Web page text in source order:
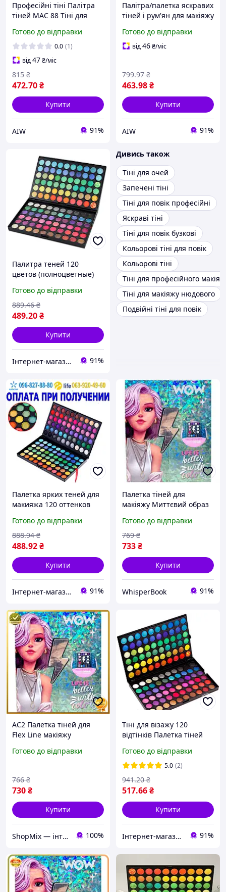
Професійні тіні Палітра
тіней MAC 88 Тіні для
відтінків 2 різновиди
Яскраві та бежеві відтінки
Готово до відправки
0.0 (1)
від47₴/міс
472.70₴
815 ₴
Купити
AIW 91%
Палітра/палетка яскравих
тіней і рум'ян для макіяжу
кольорів
Готово до відправки
від46₴/міс
463.98₴
799.97 ₴
Купити
AIW 91%
Палитра теней 120
цветов (полноцветные)
Скидка All 7
Готово до відправки
489.20₴
889.46 ₴
Купити
Інтернет-магазин Allegoriya 91%
Дивись також
Тіні для очей
Запечені тіні
Тіні для повік професійні
Яскраві тіні
Тіні для повік бузкові
Кольорові тіні для повік
Кольорові тіні
Тіні для професійного
Тіні для макіяжу нюдового
Подвійні тіні для повік
Палетка ярких теней для
макияжа 120 оттенков
Скидка All 16
Готово до відправки
488.92₴
888.94 ₴
Купити
Інтернет-магазин Allegoriya 91%
Палетка тіней для
макіяжу Миттєвий образ
для очей косметика для
макіяжу
Готово до відправки
733₴
769 ₴
Купити
WhisperBook 91%
AC2 Палетка тіней для
Flex Line макіяжу
яскравими кольорами для
DE
Готово до відправки
730₴
766 ₴
Купити
ShopMix — інтернет-магазин сумок та аксесуарів 100%
Тіні для візажу 120
відтінків Палетка тіней
яскрава Скидка All 4
Готово до відправки
5.0 (2)
517.66₴
941.20 ₴
Купити
Інтернет-магазин Allegoriya 91%